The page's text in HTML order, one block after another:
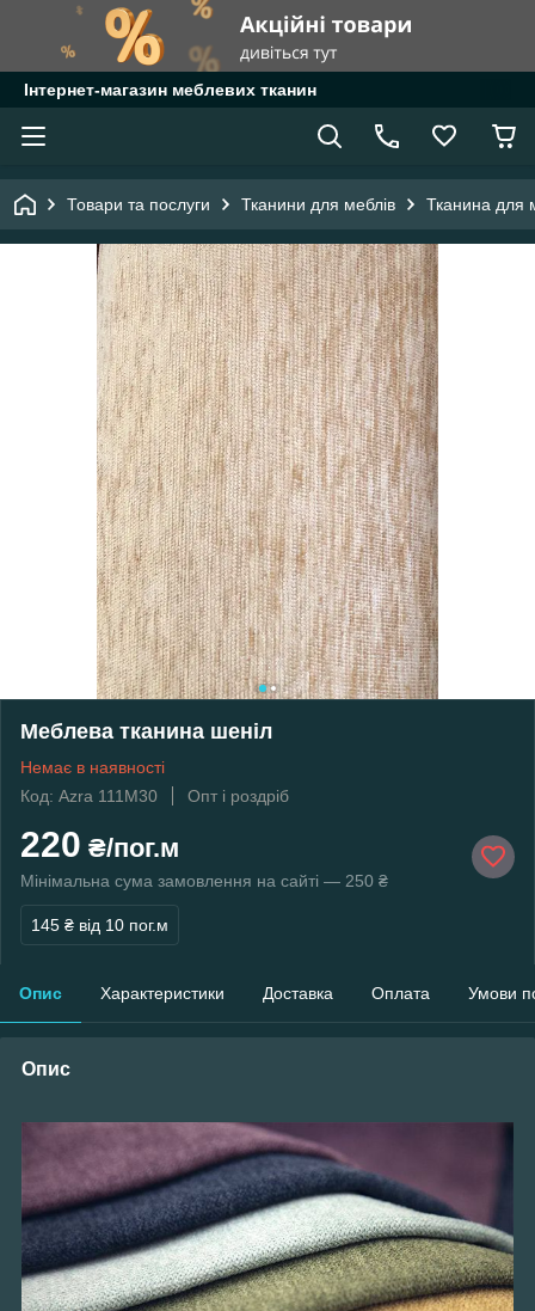
Інтернет-магазин меблевих тканин
Товари та послуги Тканини для меблів Тканина для
Меблева тканина шеніл
Немає в наявності
Код: Azra 111M30
Опт і роздріб
220 ₴/пог.м
Мінімальна сума замовлення на сайті — 250 ₴
145 ₴ від 10 пог.м
Опис Характеристики Доставка Оплата Умови
Опис